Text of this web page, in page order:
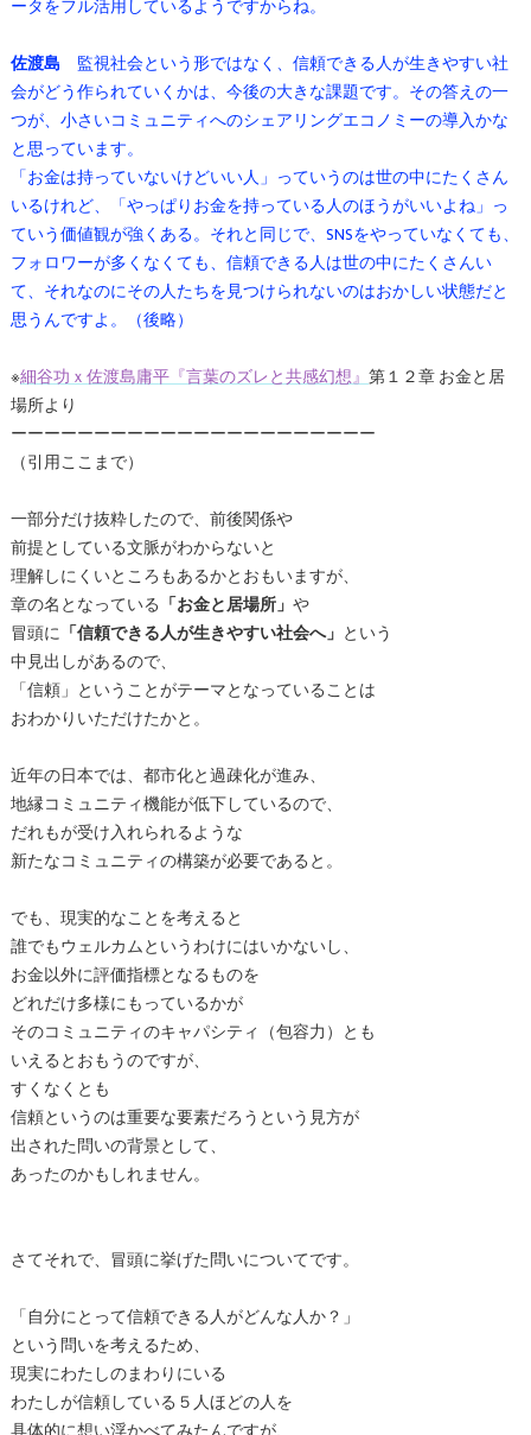
ータをフル活用しているようですからね。
佐渡島 監視社会という形ではなく、信頼できる人が生きやすい社
会がどう作られていくかは、今後の大きな課題です。その答えの一
つが、小さいコミュニティへのシェアリングエコノミーの導入かな
と思っています。
「お金は持っていないけどいい人」っていうのは世の中にたくさん
いるけれど、「やっぱりお金を持っている人のほうがいいよね」っ
ていう価値観が強くある。それと同じで、SNSをやっていなくても、
フォロワーが多くなくても、信頼できる人は世の中にたくさんい
て、それなのにその人たちを見つけられないのはおかしい状態だと
思うんですよ。（後略）
※細谷功ｘ佐渡島庸平『言葉のズレと共感幻想』第１２章 お金と居
場所より
ーーーーーーーーーーーーーーーーーーーーーー
（引用ここまで）
一部分だけ抜粋したので、前後関係や
前提としている文脈がわからないと
理解しにくいところもあるかとおもいますが、
章の名となっている 「お金と居場所」 や
冒頭に 「信頼できる人が生きやすい社会へ」 という
中見出しがあるので、
「信頼」ということがテーマとなっていることは
おわかりいただけたかと。
近年の日本では、都市化と過疎化が進み、
地縁コミュニティ機能が低下しているので、
だれもが受け入れられるような
新たなコミュニティの構築が必要であると。
でも、現実的なことを考えると
誰でもウェルカムというわけにはいかないし、
お金以外に評価指標となるものを
どれだけ多様にもっているかが
そのコミュニティのキャパシティ（包容力）とも
いえるとおもうのですが、
すくなくとも
信頼というのは重要な要素だろうという見方が
出された問いの背景として、
あったのかもしれません。
さてそれで、冒頭に挙げた問いについてです。
「自分にとって信頼できる人がどんな人か？」
という問いを考えるため、
現実にわたしのまわりにいる
わたしが信頼している５人ほどの人を